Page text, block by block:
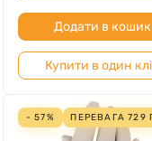
Додати в кошик
Купити в один
- 57% ПЕРЕВАГА729